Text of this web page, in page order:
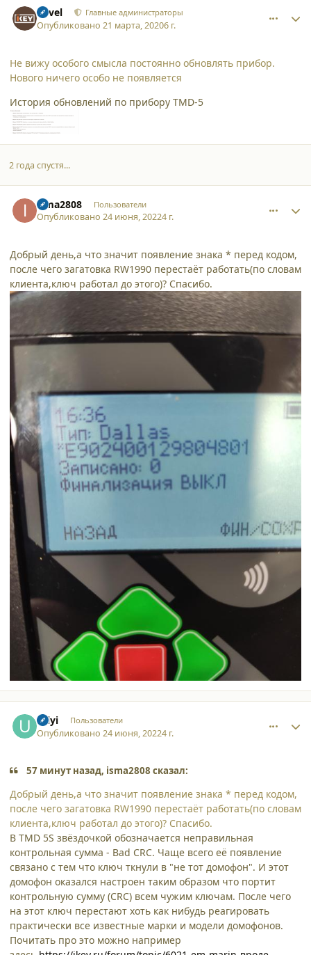
Pavel Главные администраторы
Опубликовано21 марта, 20206 г.
Не вижу особого смысла постоянно обновлять прибор.
Нового ничего особо не появляется
История обновлений по прибору TMD-5
2 года спустя...
isma2808 Пользователи
Опубликовано24 июня, 20224 г.
Добрый день,а что значит появление знака * перед кодом,
после чего загатовка RW1990 перестаёт работать(по словам
клиента,ключ работал до этого)? Спасибо.
Uilyi Пользователи
Опубликовано24 июня, 20224 г.
57 минут назад, isma2808 сказал:
Добрый день,а что значит появление знака * перед кодом,
после чего загатовка RW1990 перестаёт работать(по словам
клиента,ключ работал до этого)? Спасибо.
В TMD 5S звёздочкой обозначается неправильная
контрольная сумма - Bad CRC. Чаще всего её появление
связано с тем что ключ ткнули в "не тот домофон". И этот
домофон оказался настроен таким образом что портит
контрольную сумму (CRC) всем чужим ключам. После чего
на этот ключ перестают хоть как нибудь реагировать
практически все известные марки и модели домофонов.
Почитать про это можно например